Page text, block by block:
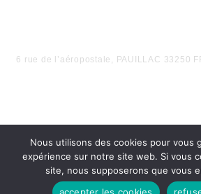
6 rue de l’aéropostale, PAUILLAC 33250
Nous utilisons des cookies pour vous
expérience sur notre site web. Si vous
site, nous supposerons que vous
accepter les cookies